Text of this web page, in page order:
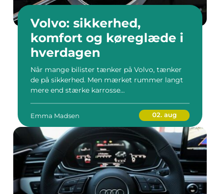
Volvo: sikkerhed,
komfort og køreglæde i
hverdagen
Når mange bilister tænker på Volvo, tænker
de på sikkerhed. Men mærket rummer langt
mere end stærke karrosse...
Emma Madsen 02. aug